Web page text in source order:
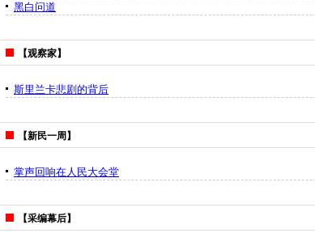
黑白问道
【观察家】
斯里兰卡悲剧的背后
【新民一周】
掌声回响在人民大会堂
【采编幕后】